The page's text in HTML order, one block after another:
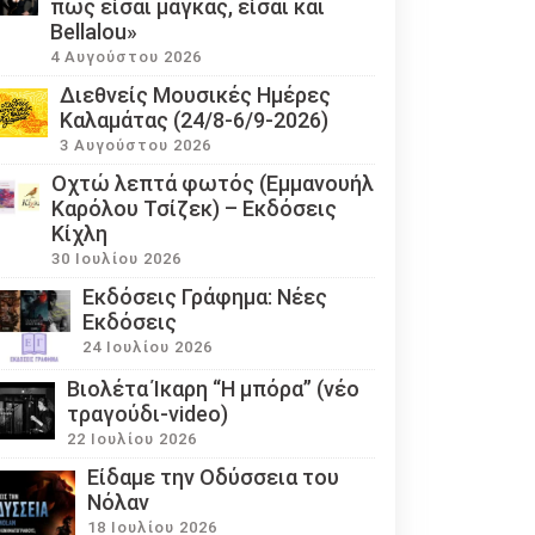
πως είσαι μάγκας, είσαι και
Bellalou»
4 Αυγούστου 2026
Διεθνείς Μουσικές Ημέρες
Καλαμάτας (24/8-6/9-2026)
3 Αυγούστου 2026
Οχτώ λεπτά φωτός (Εμμανουήλ
Καρόλου Τσίζεκ) – Εκδόσεις
Κίχλη
30 Ιουλίου 2026
Εκδόσεις Γράφημα: Νέες
Εκδόσεις
24 Ιουλίου 2026
Βιολέτα Ίκαρη “Η μπόρα” (νέο
τραγούδι-video)
22 Ιουλίου 2026
Eίδαμε την Οδύσσεια του
Νόλαν
18 Ιουλίου 2026